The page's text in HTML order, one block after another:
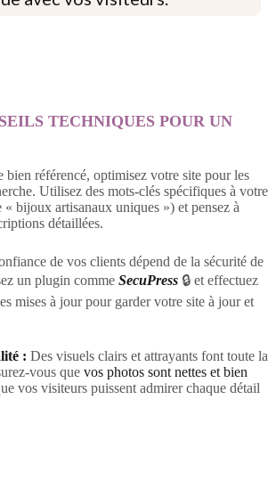
TECHNIQUES POUR UN
bien référencé, optimisez votre site pour les
Utilisez des mots-clés spécifiques à votre
bijoux artisanaux uniques ») et pensez à
détaillées.
de vos clients dépend de la sécurité de
un plugin comme SecuPress 🔒 et effectuez
mises à jour pour garder votre site à jour et
: Des visuels clairs et attrayants font toute la
vous que vos photos sont nettes et bien
vos visiteurs puissent admirer chaque détail